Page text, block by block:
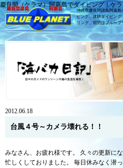
慶良間（ケラマ）阿嘉島でダイビング｜ケ
沖縄県慶良間諸島阿嘉島
ビング、体験ダイビング
リング、宿泊はブループ
2012.06.18
台風４号～カメラ壊れる！！
みなさん、お疲れ様です。 久々の更新に
忙しくしておりました。 毎日休みなく潜